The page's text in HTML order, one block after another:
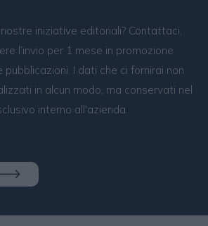
iniziative editoriali? Contattaci,
l’invio per 1 mese in promozione
I dati che ci fornirai non
in alcun modo, ma conservati nel
interno all'azienda.